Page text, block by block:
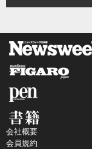
会社概要
会員規約